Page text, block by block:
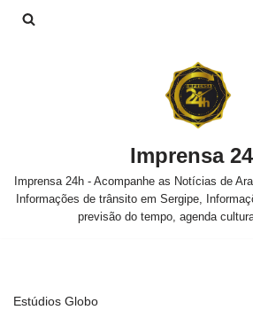
Imprensa
Imprensa 24h - Acompanhe as Notícias de
Informações de trânsito em Sergipe,
previsão do tempo, agenda
Estúdios Globo